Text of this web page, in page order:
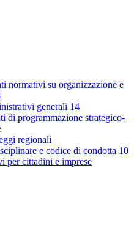
normativi su organizzazione e
generali 14
di programmazione strategico-
regionali
e codice di condotta 10
per cittadini e imprese